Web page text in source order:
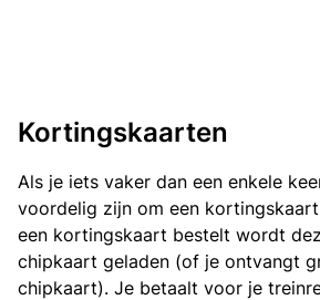
Kortingskaarten
Als je iets vaker dan een enkele
voordelig zijn om een
een kortingskaart bestelt wordt
chipkaart geladen (of je ontvangt
chipkaart). Je betaalt voor je